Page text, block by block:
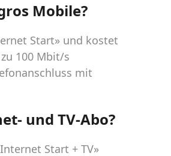
Mobile?
Start» und kostet
100 Mbit/s
mit
und TV-Abo?
Start + TV»